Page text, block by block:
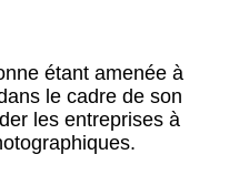
étant amenée à
le cadre de son
les entreprises à